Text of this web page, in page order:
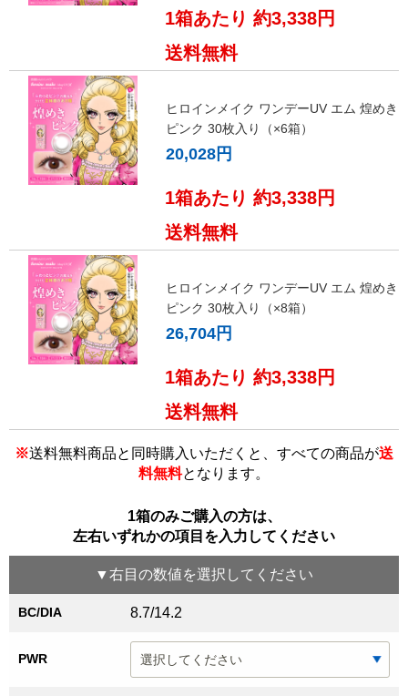
1箱あたり 約3,338円
送料無料
ヒロインメイク ワンデーUV エム 煌めき
ピンク 30枚入り（×6箱）
20,028円
1箱あたり 約3,338円
送料無料
ヒロインメイク ワンデーUV エム 煌めき
ピンク 30枚入り（×8箱）
26,704円
1箱あたり 約3,338円
送料無料
※送料無料商品と同時購入いただくと、すべての商品が送
料無料となります。
1箱のみご購入の方は、
左右いずれかの項目を入力してください
▼右目 の数値を選択してください
BC/DIA 8.7/14.2
PWR